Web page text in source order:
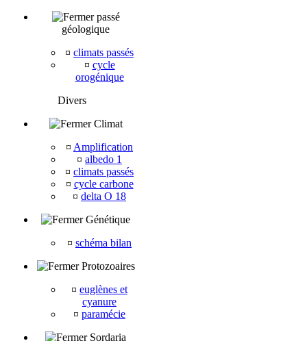
passé
géologique
¤ climats passés
¤ cycle
orogénique
Divers
Climat
¤ Amplification
¤ albedo 1
¤ climats passés
¤ cycle carbone
¤ delta O 18
Génétique
¤ schéma bilan
Protozoaires
¤ euglènes et
cyanure
¤ paramécie
Sordaria